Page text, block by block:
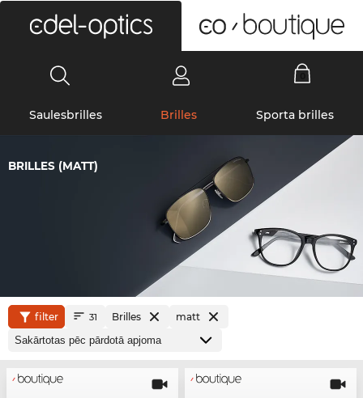
Saulesbrilles Brilles Sporta brilles
BRILLES (MATT)
filter 31 Brilles matt